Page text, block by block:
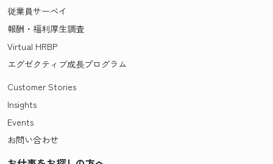
従業員サーベイ
報酬・福利厚生調査
Virtual HRBP
エグゼクティブ成長プログラム
Customer Stories
Insights
Events
お問い合わせ